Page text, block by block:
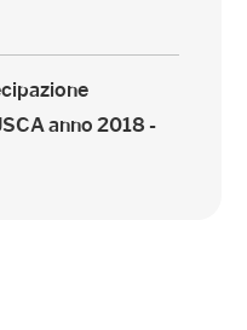
anno 2018 -